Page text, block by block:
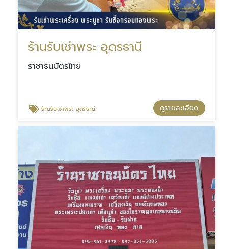
ร้านรับเช่าพระ อุดรธานี
ราชาธนบัตรไทย
ร้านรับเช่าพระ อุดรธานี ดูรายละเอียด